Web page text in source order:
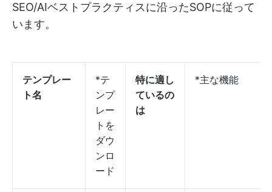
SEO/AIベストプラクティスに沿ったSOPに従って
います。
テンプレー
ト名
*テ
ンプ
レー
トを
ダウ
ンロ
ード
特に適し
ているの
は
*主な機能